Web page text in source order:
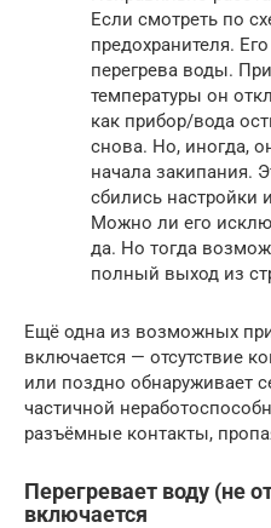
Если смотреть по
предохранителя.
перегрева воды.
температуры он
как прибор/вода
снова. Но, иногда,
начала закипания.
сбились настройки
Можно ли его
да. Но тогда
полный выход из
Ещё одна из возможных
включается — отсутствие
или поздно обнаруживает
частичной
разъёмные контакты,
Перегревает воду (не
включается